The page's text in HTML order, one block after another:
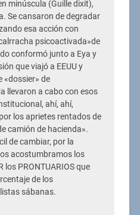
minúscula (Guille dixit),
Se cansaron de degradar
esa acción con
psicoactivada»de
conformó junto a Eya y
que viajó a EEUU y
«dossier» de
llevaron a cabo con esos
ahí, ahí,
los aprietes rentados de
camión de hacienda».
de cambiar, por la
acostumbramos los
los PRONTUARIOS que
de los
sábanas.